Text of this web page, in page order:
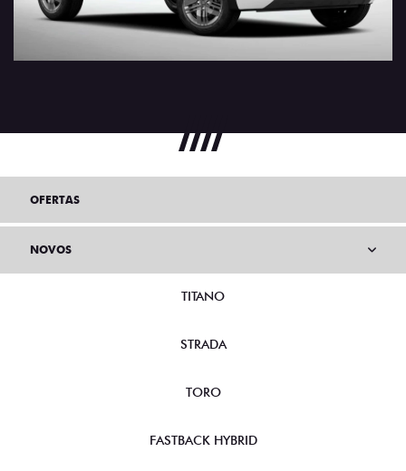
OFERTAS
NOVOS
TITANO
STRADA
TORO
FASTBACK HYBRID